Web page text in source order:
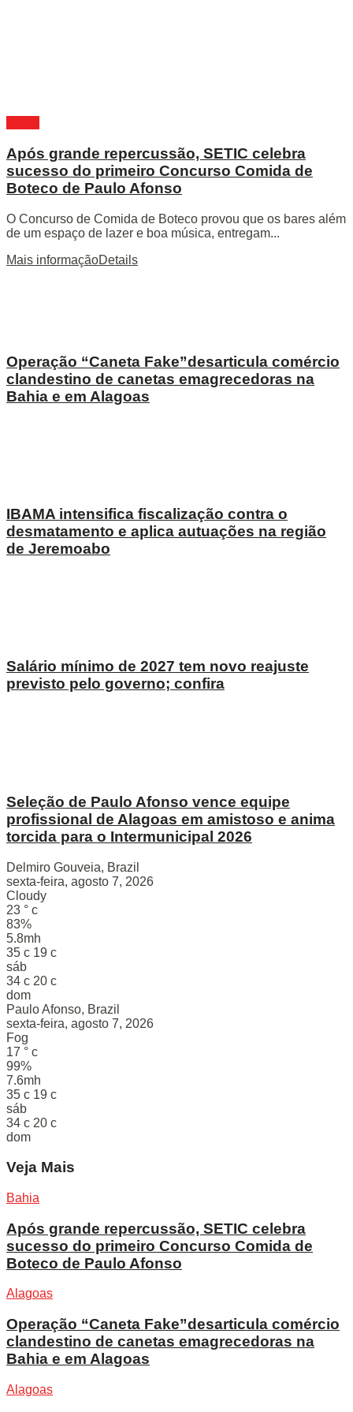
Após grande repercussão, SETIC celebra
sucesso do primeiro Concurso Comida de
Boteco de Paulo Afonso
O Concurso de Comida de Boteco provou que os bares além
de um espaço de lazer e boa música, entregam...
Mais informaçãoDetails
Operação “Caneta Fake”desarticula comércio
clandestino de canetas emagrecedoras na
Bahia e em Alagoas
IBAMA intensifica fiscalização contra o
desmatamento e aplica autuações na região
de Jeremoabo
Salário mínimo de 2027 tem novo reajuste
previsto pelo governo; confira
Seleção de Paulo Afonso vence equipe
profissional de Alagoas em amistoso e anima
torcida para o Intermunicipal 2026
Delmiro Gouveia, Brazil
sexta-feira, agosto 7, 2026
Cloudy
23 ° c
83%
5.8mh
35 c 19 c
sáb
34 c 20 c
dom
Paulo Afonso, Brazil
sexta-feira, agosto 7, 2026
Fog
17 ° c
99%
7.6mh
35 c 19 c
sáb
34 c 20 c
dom
Veja Mais
Bahia
Após grande repercussão, SETIC celebra
sucesso do primeiro Concurso Comida de
Boteco de Paulo Afonso
Alagoas
Operação “Caneta Fake”desarticula comércio
clandestino de canetas emagrecedoras na
Bahia e em Alagoas
Alagoas